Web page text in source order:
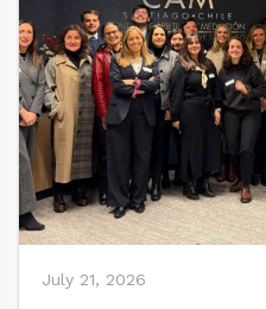
July 21, 2026